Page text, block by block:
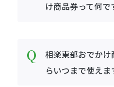
け商品券って何で
相楽東部おでか
らいつまで使えま